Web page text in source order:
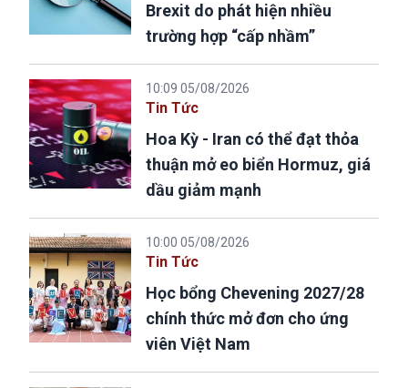
Brexit do phát hiện nhiều
trường hợp “cấp nhầm”
10:09 05/08/2026
Tin Tức
Hoa Kỳ - Iran có thể đạt thỏa
thuận mở eo biển Hormuz, giá
dầu giảm mạnh
10:00 05/08/2026
Tin Tức
Học bổng Chevening 2027/28
chính thức mở đơn cho ứng
viên Việt Nam